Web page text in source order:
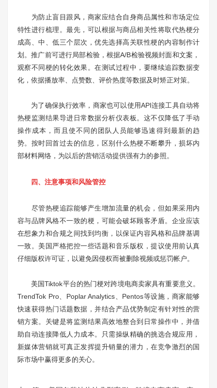
为防止盲目跟风，商家应结合自身商品属性和市场定位
特性进行梳理。最先，可以根据与商品相关性将取代热梗分
成高、中、低三个层次，优先选择高关联性梗的内容制作计
划。推广前可进行局部检验，根据A/B检验视频封面和文案，
观察不同梗的转化效果。在测试过程中，要继续追踪数据变
化，依据播放率、点赞数、评价热度等数据及时矫正对策。
为了确保执行效率，商家也可以使用API连接工具自动将
热梗监测结果导进日常数据分析仪表板。这不仅降低了手动
操作成本，而且使不同的团队人员能够迅速得到最新的趋
势。按时回首过去的信息，区别什么热梗不断攀升，损坏内
部材料网络，为以后的营销活动提供强有力的参照。
四、注意事项和风险管控
尽管热梗追踪能够产生增加流量的机会，但如果采用内
容与品牌风格不一致的梗，可能会破坏顾客矛盾。企业应该
在想象力和合规之间找到均衡，以保证内容风格和品牌基调
一致。美国严格把控一些话题和音乐版权，提议使用前认真
仔细版权许可证，以避免因侵权而被删除视频或惩罚帐户。
美国Tiktok平台的热门梗对跨境电商卖家具有重要意义。
TrendTok Pro、Poplar Analytics、Pentos等设施，商家能够
快速获得热门话题数据，并结合产品优势制定有针对性的营
销方案。关键是将监测结果高效地整合到日常操作中，并借
助自动连接降低人力成本。只需操纵精确的挑选合规应用，
新媒体营销就可真正发挥提升销量的潜力，在竞争激烈的国
际市场中赢得更多的关心。